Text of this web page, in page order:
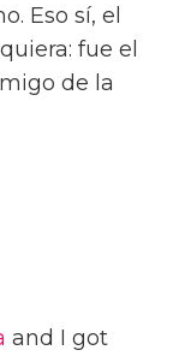
Eso sí, el
fue el
de la
and I got